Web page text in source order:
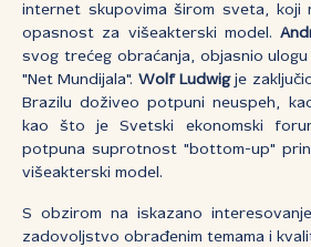
internet skupovima širom sveta, koji
opasnost za višeakterski model.
svog trećeg obraćanja, objasnio ulogu
"Net Mundijala". Wolf Ludwigje
Brazilu doživeo potpuni neuspeh,
kao što je Svetski ekonomski
potpuna suprotnost "bottom-up"
višeakterski model.
S obzirom na iskazano
zadovoljstvo obrađenim temama i